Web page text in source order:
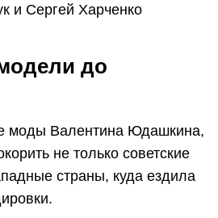
и Сергей Харченко
до
моды Валентина Юдашкина,
не только советские
страны, куда ездила